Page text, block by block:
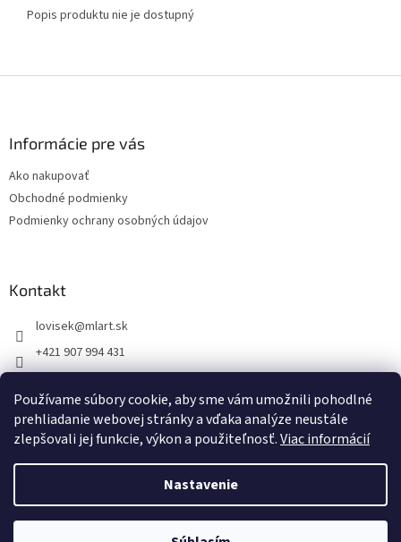
Používame súbory cookie, aby sme vám umožnili pohodlné
prehliadanie webovej stránky a vďaka analýze neustále
zlepšovali jej funkcie, výkon a použiteľnosť.Viac informácií
Nastavenie
Popis produktu nie je dostupný
Informácie pre vás
Ako nakupovať
Obchodné podmienky
Podmienky ochrany osobných údajov
Kontakt
lovisek@mlart.sk
+421 907 994 431
lovisekmarek
Vytvoril Shoptet